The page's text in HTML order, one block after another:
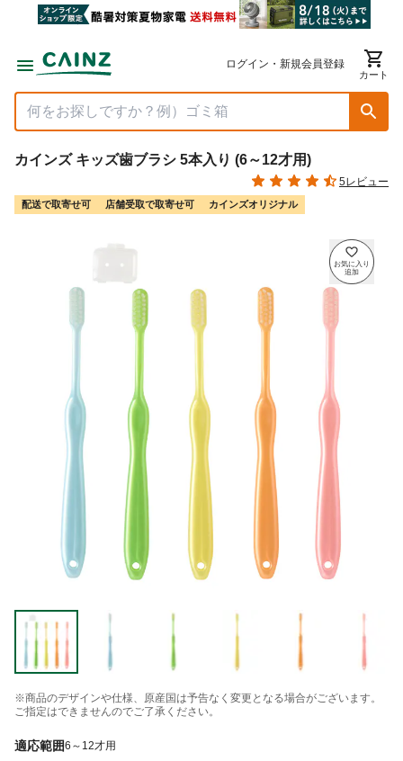
ログイン・新規会員登録
カート
カインズ キッズ歯ブラシ 5本入り (6～12才用)
5レビュー
配送で取寄せ可 店舗受取で取寄せ可 カインズオリジナル
※商品のデザインや仕様、原産国は予告なく変更となる場合がございます。
ご指定はできませんのでご了承ください。
適応範囲6～12才用